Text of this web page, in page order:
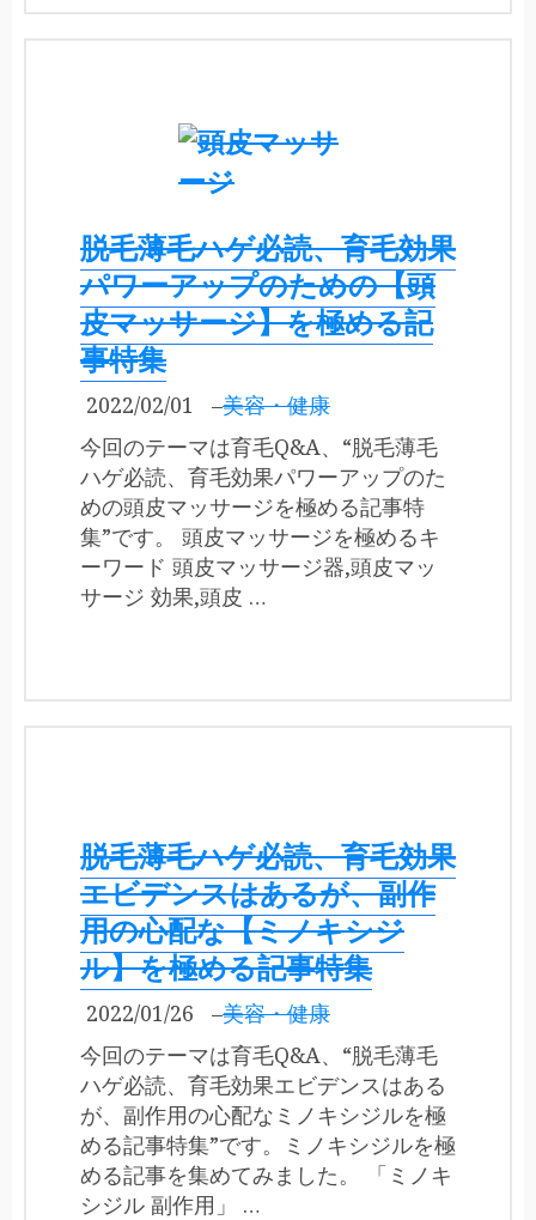
脱毛薄毛ハゲ必読、育毛効果
パワーアップのための【頭
皮マッサージ】を極める記
事特集
2022/02/01 –美容・健康
今回のテーマは育毛Q&A、“脱毛薄毛
ハゲ必読、育毛効果パワーアップのた
めの頭皮マッサージを極める記事特
集”です。 頭皮マッサージを極めるキ
ーワード 頭皮マッサージ器,頭皮マッ
サージ 効果,頭皮 …
脱毛薄毛ハゲ必読、育毛効果
エビデンスはあるが、副作
用の心配な【ミノキシジ
ル】を極める記事特集
2022/01/26 –美容・健康
今回のテーマは育毛Q&A、“脱毛薄毛
ハゲ必読、育毛効果エビデンスはある
が、副作用の心配なミノキシジルを極
める記事特集”です。ミノキシジルを極
める記事を集めてみました。 「ミノキ
シジル 副作用」 …